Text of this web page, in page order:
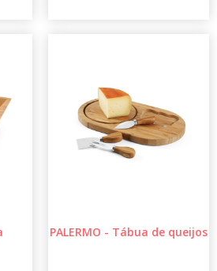
PALERMO - Tábua de queijos